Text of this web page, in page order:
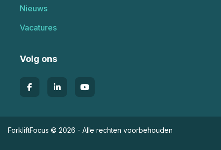
Nieuws
Vacatures
Volg ons
ForkliftFocus © 2026 - Alle rechten voorbehouden